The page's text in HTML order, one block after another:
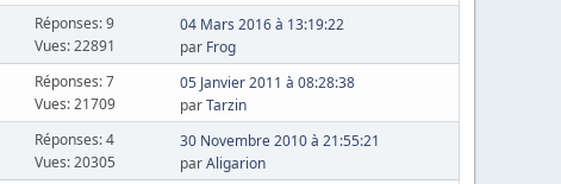
Réponses: 9
Vues: 22891
04 Mars 2016 à 13:19:22
par Frog
Réponses: 7
Vues: 21709
05 Janvier 2011 à 08:28:38
parTarzin
Réponses: 4
Vues: 20305
30 Novembre 2010 à 21:55:21
parAligarion